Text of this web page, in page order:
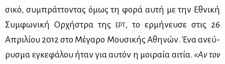
σι­κό, συ­μπράτ­το­ντας όμως τη φο­ρά αυ­τή με την Εθνι­κή
Συμ­φω­νι­κή Ορ­χή­στρα της
ΕΡΤ, το ερ­μή­νευ­σε στις 26
Απρι­λί­ου 2012 στο Μέ­γα­ρο Μου­σι­κής Αθη­νών. Ένα ανεύ­
ρυ­σμα εγκε­φά­λου ήταν για αυ­τόν η μοι­ραία αι­τία. «Αν τον